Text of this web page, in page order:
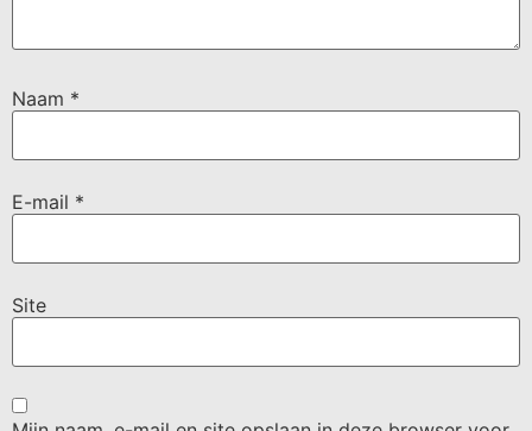
Naam *
E-mail *
Site